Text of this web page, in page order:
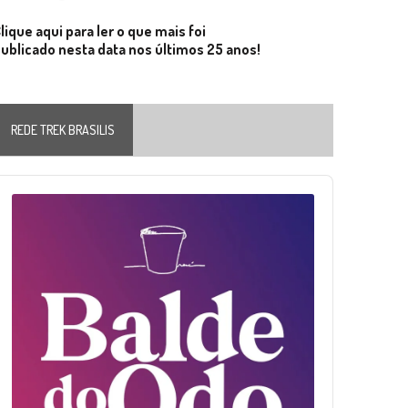
aqui para ler o que mais foi
nesta data nos últimos 25 anos!
REDE TREK BRASILIS
Player